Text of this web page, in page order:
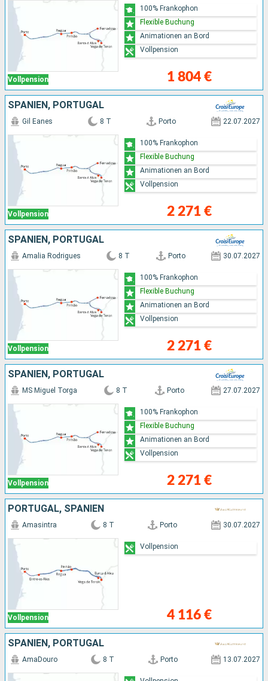
Vollpension 1 804 €
100% Frankophon
Flexible Buchung
Animationen an Bord
Vollpension
SPANIEN, PORTUGAL
Vollpension
Gil Eanes 8 T Porto 22.07.2027
2 271 €
100% Frankophon
Flexible Buchung
Animationen an Bord
Vollpension
SPANIEN, PORTUGAL
Vollpension
Amalia Rodrigues 8 T Porto 30.07.2027
2 271 €
100% Frankophon
Flexible Buchung
Animationen an Bord
Vollpension
SPANIEN, PORTUGAL
Vollpension
MS Miguel Torga 8 T Porto 27.07.2027
2 271 €
100% Frankophon
Flexible Buchung
Animationen an Bord
Vollpension
PORTUGAL, SPANIEN
Vollpension
Amasintra 8 T Porto 30.07.2027
4 116 €
Vollpension
SPANIEN, PORTUGAL
AmaDouro 8 T Porto 13.07.2027